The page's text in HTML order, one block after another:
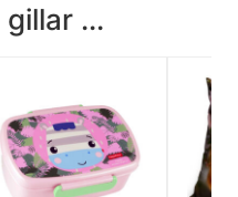
...